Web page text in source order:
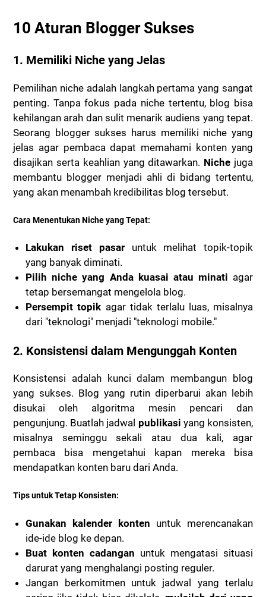
10 Aturan Blogger Sukses
1. Memiliki Niche yang Jelas
Pemilihan niche adalah langkah pertama yang sangat
penting. Tanpa fokus pada niche tertentu, blog bisa
kehilangan arah dan sulit menarik audiens yang tepat.
Seorang blogger sukses harus memiliki niche yang
jelas agar pembaca dapat memahami konten yang
disajikan serta keahlian yang ditawarkan. Niche juga
membantu blogger menjadi ahli di bidang tertentu,
yang akan menambah kredibilitas blog tersebut.
Cara Menentukan Niche yang Tepat:
Lakukan riset pasaruntuk melihat topik-topik
yang banyak diminati.
Pilih niche yang Anda kuasai atau minati agar
tetap bersemangat mengelola blog.
Persempit topik agar tidak terlalu luas, misalnya
dari "teknologi" menjadi "teknologi mobile."
2. Konsistensi dalam Mengunggah Konten
Konsistensi adalah kunci dalam membangun blog
yang sukses. Blog yang rutin diperbarui akan lebih
disukai oleh algoritma mesin pencari dan
pengunjung. Buatlah jadwal publikasi yang konsisten,
misalnya seminggu sekali atau dua kali, agar
pembaca bisa mengetahui kapan mereka bisa
mendapatkan konten baru dari Anda.
Tips untuk Tetap Konsisten:
Gunakan kalender konten untuk merencanakan
ide-ide blog ke depan.
Buat konten cadangan untuk mengatasi situasi
darurat yang menghalangi posting reguler.
Jangan berkomitmen untuk jadwal yang terlalu